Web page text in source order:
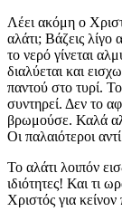
Λέει ακόμη ο
αλάτι; Βάζεις λίγο
το νερό γίνεται
διαλύεται και
παντού στο τυρί.
συντηρεί. Δεν το
βρωμούσε. Καλά
Οι παλαιότεροι
Το αλάτι λοιπόν
ιδιότητες! Και τι
Χριστός για